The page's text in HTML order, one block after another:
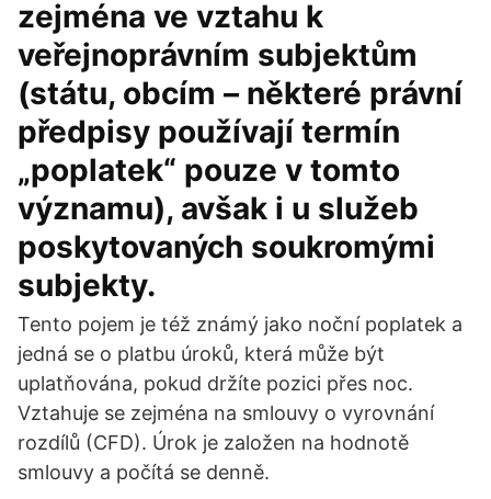
zejména ve vztahu k
veřejnoprávním subjektům
(státu, obcím – některé právní
předpisy používají termín
„poplatek“ pouze v tomto
významu), avšak i u služeb
poskytovaných soukromými
subjekty.
Tento pojem je též známý jako noční poplatek a
jedná se o platbu úroků, která může být
uplatňována, pokud držíte pozici přes noc.
Vztahuje se zejména na smlouvy o vyrovnání
rozdílů (CFD). Úrok je založen na hodnotě
smlouvy a počítá se denně.